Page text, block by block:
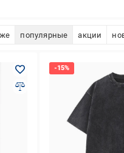
популярные акции